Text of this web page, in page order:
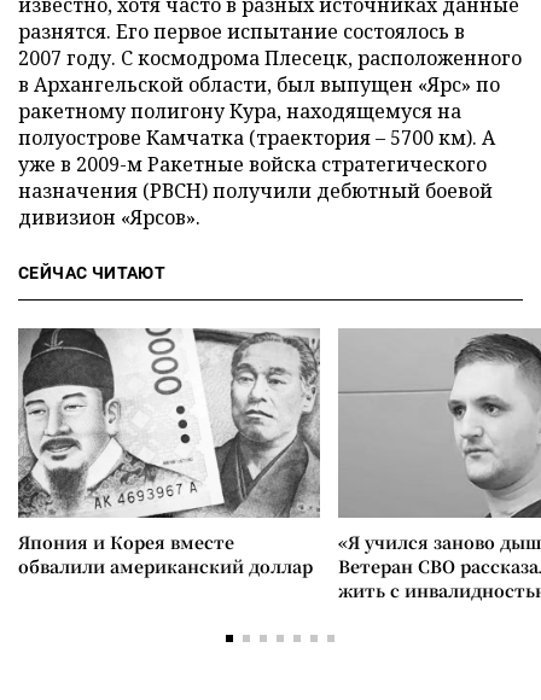
разнятся. Его первое испытание состоялось в
2007 году. С космодрома Плесецк, расположенного
в Архангельской области, был выпущен «Ярс» по
ракетному полигону Кура, находящемуся на
полуострове Камчатка (траектория – 5700 км). А
уже в 2009-м Ракетные войска стратегического
назначения (РВСН) получили дебютный боевой
дивизион «Ярсов».
СЕЙЧАС ЧИТАЮТ
Япония и Корея вместе
обвалили американский доллар
«Я учился заново
Ветеран СВО
жить с